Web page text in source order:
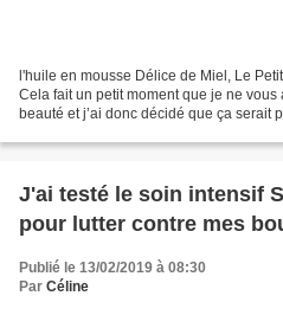
l'huile en mousse Délice de Miel, Le
Cela fait un petit moment que je ne
beauté et j’ai donc décidé que ça serait
J'ai testé le soin intensif
pour lutter contre mes
Publié le 13/02/2019 à 08:30
Par Céline